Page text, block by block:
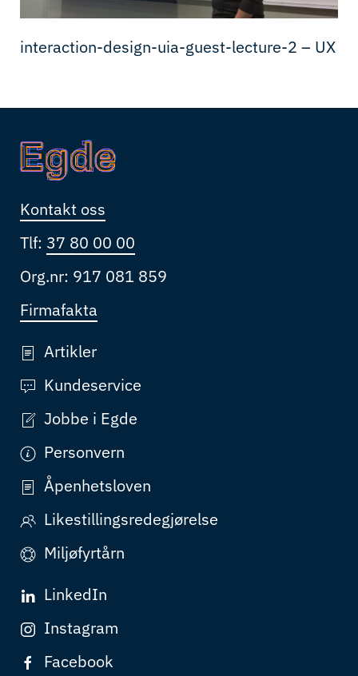
interaction-design-uia-guest-lecture-2 – UX
Kontakt oss
Tlf: 37 80 00 00
Org.nr: 917 081 859
Firmafakta
Artikler
Kundeservice
Jobbe i Egde
Personvern
Åpenhetsloven
Likestillingsredegjørelse
Miljøfyrtårn
LinkedIn
Instagram
Facebook